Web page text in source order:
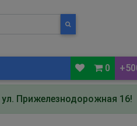
0
ул. Прижелезнодорожная 16!